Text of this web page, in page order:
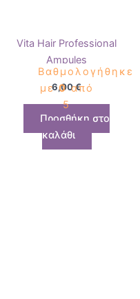
Vita Hair Professional
Ampules
Βαθμολογήθηκε
με0από
5
6,00€
Προσθήκη στο
καλάθι